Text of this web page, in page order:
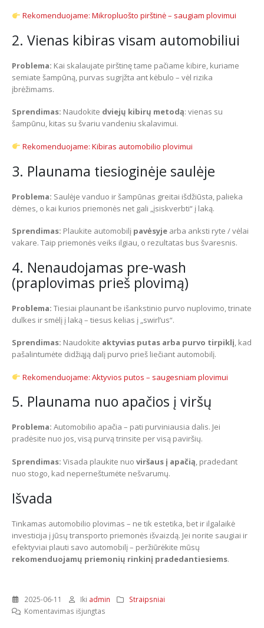
Rekomenduojame: Mikropluošto pirštinė – saugiam plovimui
2. Vienas kibiras visam automobiliui
Problema: Kai skalaujate pirštinę tame pačiame kibire, kuriame
semiate šampūną, purvas sugrįžta ant kėbulo – vėl rizika
įbrėžimams.
Sprendimas: Naudokite dviejų kibirų metodą: vienas su
šampūnu, kitas su švariu vandeniu skalavimui.
Rekomenduojame: Kibiras automobilio plovimui
3. Plaunama tiesioginėje saulėje
Problema: Saulėje vanduo ir šampūnas greitai išdžiūsta, palieka
dėmes, o kai kurios priemonės net gali „įsiskverbti“ į laką.
Sprendimas: Plaukite automobilį pavėsyje arba anksti ryte / vėlai
vakare. Taip priemonės veiks ilgiau, o rezultatas bus švaresnis.
4. Nenaudojamas pre-wash
(praplovimas prieš plovimą)
Problema: Tiesiai plaunant be išankstinio purvo nuplovimo, trinate
dulkes ir smėlį į laką – tiesus kelias į „swirl’us“.
Sprendimas: Naudokite aktyvias putas arba purvo tirpiklį, kad
pašalintumėte didžiąją dalį purvo prieš liečiant automobilį.
Rekomenduojame: Aktyvios putos – saugesniam plovimui
5. Plaunama nuo apačios į viršų
Problema: Automobilio apačia – pati purviniausia dalis. Jei
pradėsite nuo jos, visą purvą trinsite per visą paviršių.
Sprendimas: Visada plaukite nuo viršaus į apačią, pradedant
nuo stogo, kad neperneštumėte nešvarumų.
Išvada
Tinkamas automobilio plovimas – ne tik estetika, bet ir ilgalaikė
investicija į jūsų transporto priemonės išvaizdą. Jei norite saugiai ir
efektyviai plauti savo automobilį – peržiūrėkite mūsų
rekomenduojamų priemonių rinkinį pradedantiesiems.
2025-06-11 Iki admin
Straipsniai
Komentavimas išjungtasįraše